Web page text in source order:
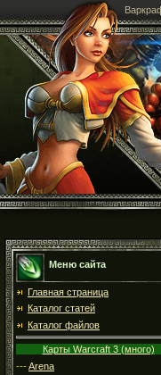
Меню сайта
Главная страница
Каталог статей
Каталог файлов
Карты Warcraft 3 (много)
---Arena